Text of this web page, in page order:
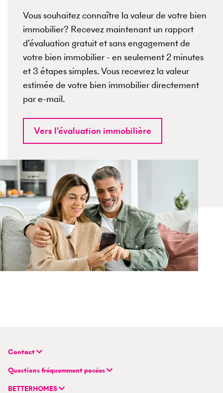
Vous souhaitez connaître la valeur de votre bien
immobilier? Recevez maintenant un rapport
d'évaluation gratuit et sans engagement de
votre bien immobilier - en seulement 2 minutes
et 3 étapes simples. Vous recevrez la valeur
estimée de votre bien immobilier directement
par e-mail.
Vers l'évaluation immobilière
Contact
BETTERHOMES (Suisse) SA
Siège principal
Flurstrasse 55
Questions fréquemment posées
FAQ | Évaluation immobilière
BETTERHOMES